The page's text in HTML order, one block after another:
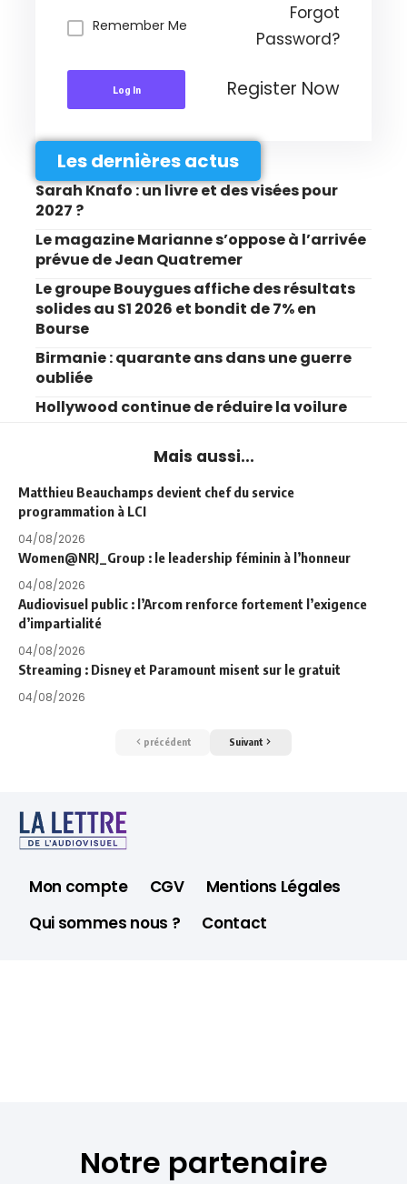
Remember Me
Forgot
Password?
Log In Register Now
Les dernières actus
Sarah Knafo : un livre et des visées pour
2027 ?
Le magazine Marianne s’oppose à l’arrivée
prévue de Jean Quatremer
Le groupe Bouygues affiche des résultats
solides au S1 2026 et bondit de 7% en
Bourse
Birmanie : quarante ans dans une guerre
oubliée
Hollywood continue de réduire la voilure
Mais aussi...
Matthieu Beauchamps devient chef du service
programmation à LCI
04/08/2026
Women@NRJ_Group : le leadership féminin à l’honneur
04/08/2026
Audiovisuel public : l’Arcom renforce fortement l’exigence
d’impartialité
04/08/2026
Streaming : Disney et Paramount misent sur le gratuit
04/08/2026
précédent Suivant
Mon compte CGV
Mentions Légales
Qui sommes nous ?
Contact
Notre partenaire